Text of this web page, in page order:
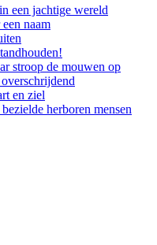
een jachtige wereld
naam
stroop de mouwen op
en ziel
herboren mensen